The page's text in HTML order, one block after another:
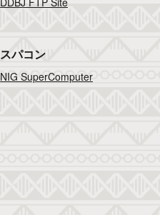
スパコン
NIG SuperComputer